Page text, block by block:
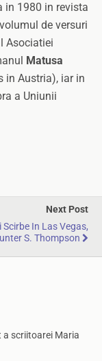
in 1980 in revista
de versuri
Asociatiei
Matusa
in Austria), iar in
a Uniunii
Next Post
Scirbe In Las Vegas,
S. Thompson
a scriitoarei Maria